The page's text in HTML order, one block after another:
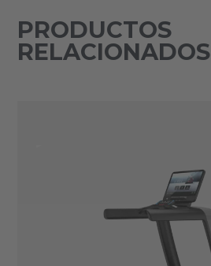
PRODUCTOS
RELACIONADOS